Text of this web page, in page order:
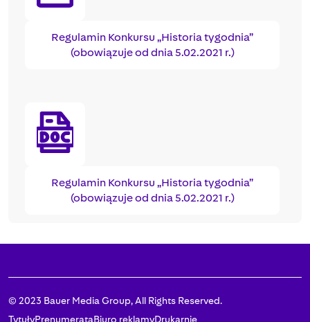
Regulamin Konkursu „Historia tygodnia”
(obowiązuje od dnia 5.02.2021 r.)
Regulamin Konkursu „Historia tygodnia”
(obowiązuje od dnia 5.02.2021 r.)
© 2023 Bauer Media Group, All Rights Reserved.
TytułyPrenumerataBiuro reklamyDrukarnie